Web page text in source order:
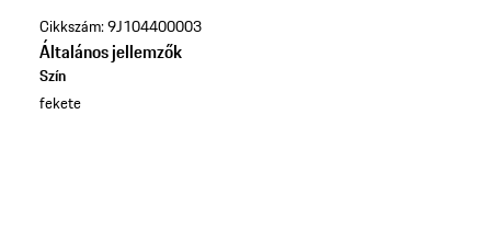
Cikkszám:9J104400003
Általános jellemzők
Szín
fekete